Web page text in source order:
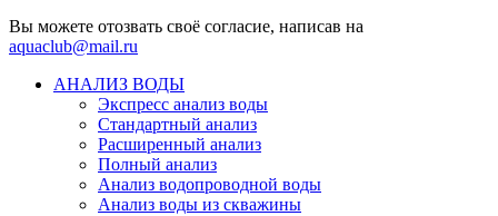
Вы можете отозвать своё согласие, написав на
aquaclub@mail.ru
АНАЛИЗ ВОДЫ
Экспресс анализ воды
Стандартный анализ
Расширенный анализ
Полный анализ
Анализ водопроводной воды
Анализ воды из скважины